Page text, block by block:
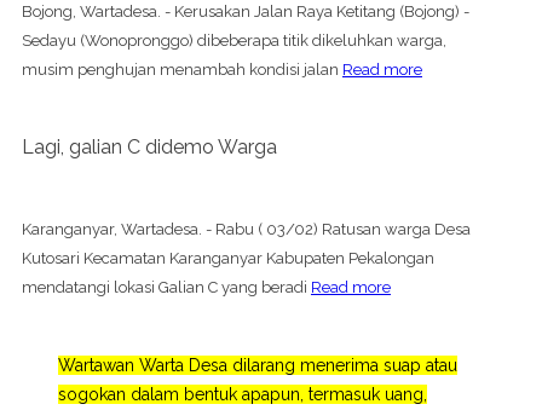
Bojong, Wartadesa. - Kerusakan Jalan Raya Ketitang (Bojong) -
Sedayu (Wonopronggo) dibeberapa titik dikeluhkan warga,
musim penghujan menambah kondisi jalan Read more
Lagi, galian C didemo Warga
Karanganyar, Wartadesa. - Rabu ( 03/02) Ratusan warga Desa
Kutosari Kecamatan Karanganyar Kabupaten Pekalongan
mendatangi lokasi Galian C yang beradi Read more
Wartawan Warta Desa dilarang menerima suap atau
sogokan dalam bentuk apapun, termasuk uang,